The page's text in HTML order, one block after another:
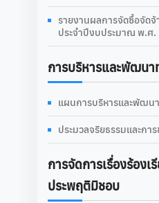
รายงานผลการจัดซื้อจัด
ประจำปีงบประมาณ พ.ศ.
การบริหารและพัฒน
แผนการบริหารและพัฒน
ประมวลจริยธรรมและกา
การจัดการเรื่องร้องเ
ประพฤติมิชอบ